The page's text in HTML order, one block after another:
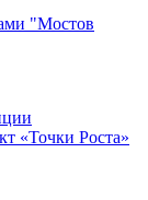
"Мостов
«Точки Роста»